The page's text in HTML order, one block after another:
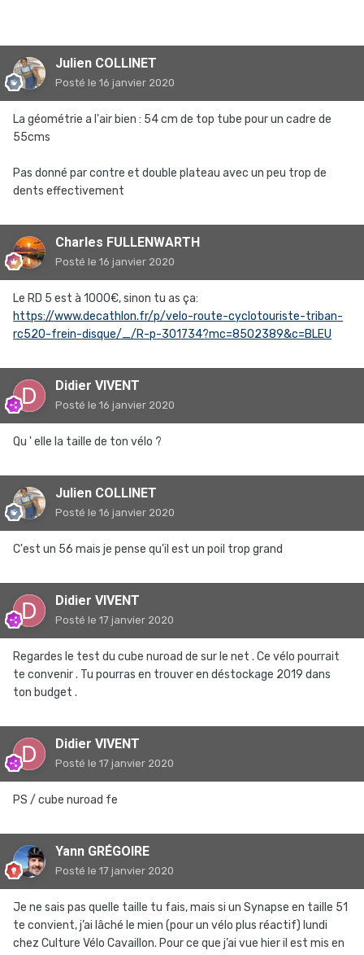
Julien COLLINET
Posté le 16 janvier 2020
La géométrie a l'air bien : 54 cm de top tube pour un cadre de
55cms
Pas donné par contre et double plateau avec un peu trop de
dents effectivement
Charles FULLENWARTH
Posté le 16 janvier 2020
Le RD 5 est à 1000€, sinon tu as ça:
https://www.decathlon.fr/p/velo-route-cyclotouriste-triban-
rc520-frein-disque/_/R-p-301734?mc=8502389&c=BLEU
Didier VIVENT
Posté le 16 janvier 2020
Qu ' elle la taille de ton vélo ?
Julien COLLINET
Posté le 16 janvier 2020
C'est un 56 mais je pense qu'il est un poil trop grand
Didier VIVENT
Posté le 17 janvier 2020
Regardes le test du cube nuroad de sur le net . Ce vélo pourrait
te convenir . Tu pourras en trouver en déstockage 2019 dans
ton budget .
Didier VIVENT
Posté le 17 janvier 2020
PS / cube nuroad fe
Yann GRÉGOIRE
Posté le 17 janvier 2020
Je ne sais pas quelle taille tu fais, mais si un Synapse en taille 51
te convient, j’ai lâché le mien (pour un vélo plus réactif) lundi
chez Culture Vélo Cavaillon. Pour ce que j’ai vue hier il est mis en